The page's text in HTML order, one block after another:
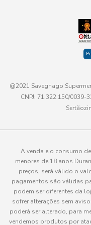
@2021 Savegnago
CNPJ: 71.322.150/
A venda e o consumo
menores de 18
preços, será válido o
pagamentos são válidas
podem ser diferentes da
sofrer alterações sem
poderá ser alterado, para
vendemos produtos por